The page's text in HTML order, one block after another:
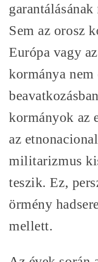
Sem az orosz
Európa vagy
kormánya nem
kormányok az
az
militarizmus
teszik. Ez,
örmény
mellett.